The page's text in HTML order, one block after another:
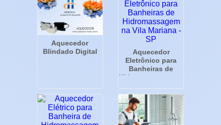
Aquecedor
Blindado Digital
Aquecedor
Eletrônico para
Banheiras de
Hidromassagem na